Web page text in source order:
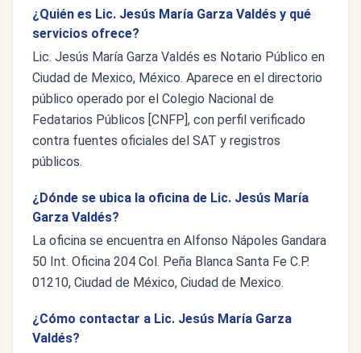
¿Quién es Lic. Jesús María Garza Valdés y qué
servicios ofrece?
Lic. Jesús María Garza Valdés es Notario Público en
Ciudad de Mexico, México. Aparece en el directorio
público operado por el Colegio Nacional de
Fedatarios Públicos [CNFP], con perfil verificado
contra fuentes oficiales del SAT y registros
públicos.
¿Dónde se ubica la oficina de Lic. Jesús María
Garza Valdés?
La oficina se encuentra en Alfonso Nápoles Gandara
50 Int. Oficina 204 Col. Peña Blanca Santa Fe C.P.
01210, Ciudad de México, Ciudad de Mexico.
¿Cómo contactar a Lic. Jesús María Garza
Valdés?